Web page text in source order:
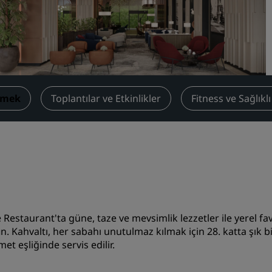
Toplantı odası rezerve edin
Fiyat Teklifi İsteyin
Etkinlik Destinasyonları
Sektör Çözümleri
Uçuş ara
Uçuş ara
Dijital Hizmetler
Toplantılar ve Etkinlikler Fitness ve
Restaurant'ta güne, taze ve mevsimlik lezzetler ile yerel
Kahvaltı, her sabahı unutulmaz kılmak için 28. katta
eşliğinde servis edilir.